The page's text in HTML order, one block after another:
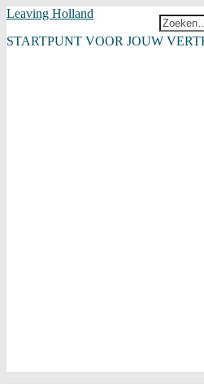
Leaving Holland
STARTPUNT VOOR JOUW